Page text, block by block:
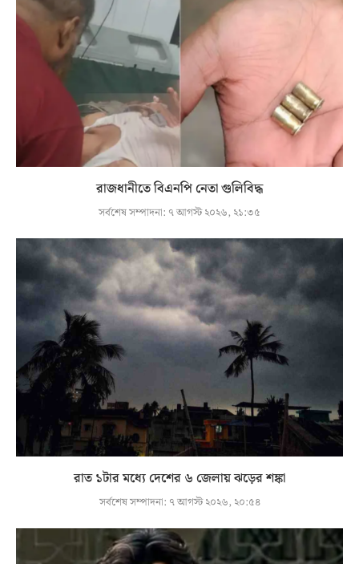
রাজধানীতে বিএনপি নেতা গুলিবিদ্ধ
সর্বশেষ সম্পাদনা: ৭ আগস্ট ২০২৬, ২১:৩৫
রাত ১টার মধ্যে দেশের ৬ জেলায় ঝড়ের শঙ্কা
সর্বশেষ সম্পাদনা: ৭ আগস্ট ২০২৬, ২০:৫৪